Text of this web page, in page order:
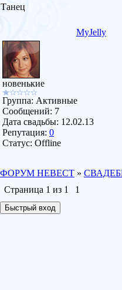
Танец
MyJelly
новенькие
Группа: Активные
Сообщений: 7
Дата свадьбы: 12.02.13
Репутация: 0
Статус: Offline
ФОРУМ НЕВЕСТ »
Страница 1 из 1
1